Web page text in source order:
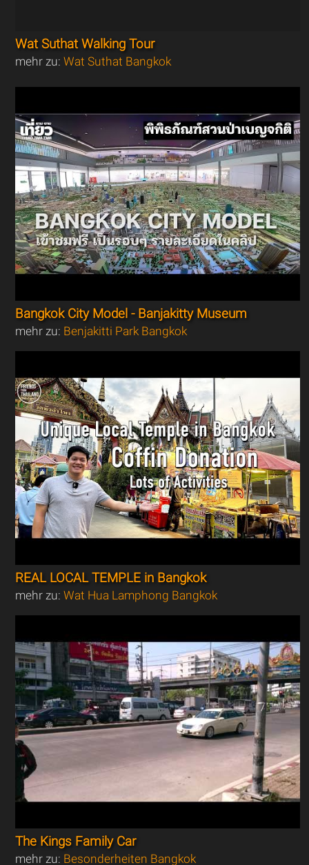
Wat Suthat Walking Tour
mehr zu:Wat Suthat Bangkok
Bangkok City Model - Banjakitty Museum
mehr zu: Benjakitti Park Bangkok
REAL LOCAL TEMPLE in Bangkok
mehr zu:Wat Hua Lamphong Bangkok
The Kings Family Car
mehr zu: Besonderheiten Bangkok